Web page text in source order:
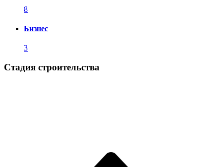
8
Бизнес
3
Стадия строительства